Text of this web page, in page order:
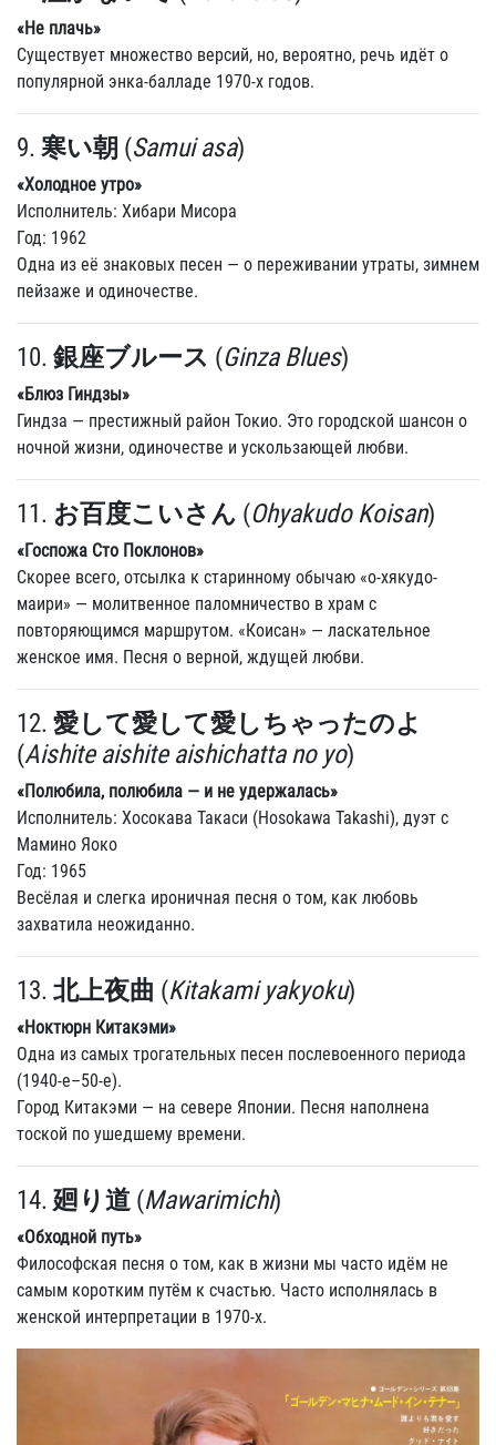
«Не плачь»
Существует множество версий, но, вероятно, речь идёт о
популярной энка-балладе 1970-х годов.
9. 寒い朝 (Samui asa)
«Холодное утро»
Исполнитель: Хибари Мисора
Год: 1962
Одна из её знаковых песен — о переживании утраты, зимнем
пейзаже и одиночестве.
10. 銀座ブルース (Ginza Blues)
«Блюз Гиндзы»
Гиндза — престижный район Токио. Это городской шансон о
ночной жизни, одиночестве и ускользающей любви.
11. お百度こいさん (Ohyakudo Koisan)
«Госпожа Сто Поклонов»
Скорее всего, отсылка к старинному обычаю «о-хякудо-
маири» — молитвенное паломничество в храм с
повторяющимся маршрутом. «Коисан» — ласкательное
женское имя. Песня о верной, ждущей любви.
12. 愛して愛して愛しちゃったのよ
(Aishite aishite aishichatta no yo)
«Полюбила, полюбила — и не удержалась»
Исполнитель: Хосокава Такаси (Hosokawa Takashi), дуэт с
Мамино Яоко
Год: 1965
Весёлая и слегка ироничная песня о том, как любовь
захватила неожиданно.
13. 北上夜曲 (Kitakami yakyoku)
«Ноктюрн Китакэми»
Одна из самых трогательных песен послевоенного периода
(1940-е–50-е).
Город Китакэми — на севере Японии. Песня наполнена
тоской по ушедшему времени.
14. 廻り道(Mawarimichi)
«Обходной путь»
Философская песня о том, как в жизни мы часто идём не
самым коротким путём к счастью. Часто исполнялась в
женской интерпретации в 1970-х.